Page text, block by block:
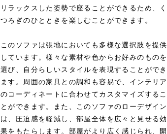
リラックスした姿勢で座ることができるため、く
つろぎのひとときを楽しむことができます。
このソファは張地においても多様な選択肢を提供
しています。様々な素材や色からお好みのものを
選び、自分らしいスタイルを表現することができ
ます。周囲の家具との調和も容易で、インテリア
のコーディネートに合わせてカスタマイズするこ
とができます。また、このソファのローデザイン
は、圧迫感を軽減し、部屋全体を広々と見せる効
果をもたらします。部屋がより広く感じられ、開